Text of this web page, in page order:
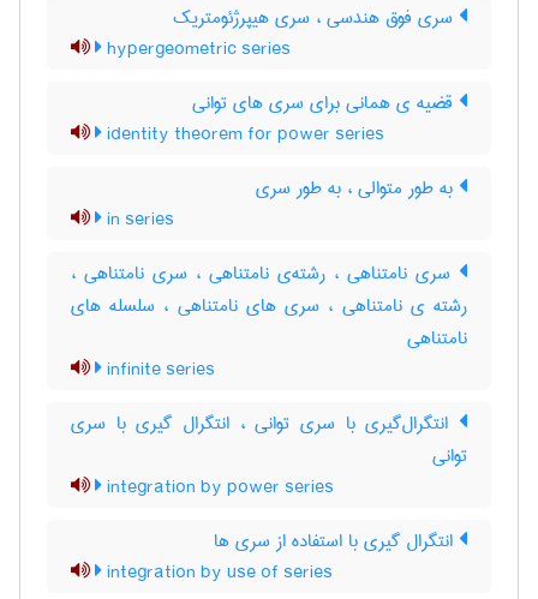
سری فوق هندسی ، سری هیپرژئومتریک
hypergeometric series
قضیه ی همانی برای سری های توانی
identity theorem for power series
به طور متوالی ، به طور سری
in series
سری‌ نامتناهی ، رشته‌ی نامتناهی ، سری نامتناهی ،
رشته ی نامتناهی ، سری های نامتناهی ، سلسله های
نامتناهی
infinite series
انتگرال‌گیری با سری توانی ، انتگرال گیری با سری
توانی
integration by power series
انتگرال گیری با استفاده از سری ها
integration by use of series